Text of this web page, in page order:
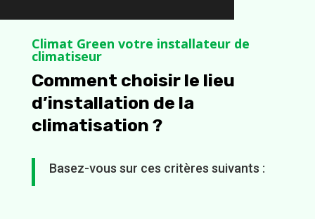
Climat Green votre installateur de
climatiseur
Comment choisir le lieu
d’installation de la
climatisation ?
Basez-vous sur ces critères suivants :